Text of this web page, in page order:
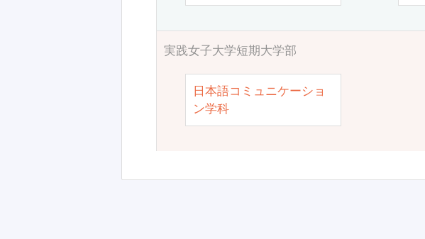
実践女子大学短期大学部
日本語コミュニケーショ
ン学科